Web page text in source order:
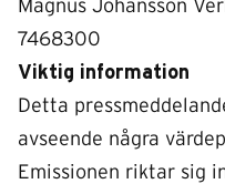
Magnus Johansson
7468300
Viktig information
Detta
avseende några
Emissionen riktar sig